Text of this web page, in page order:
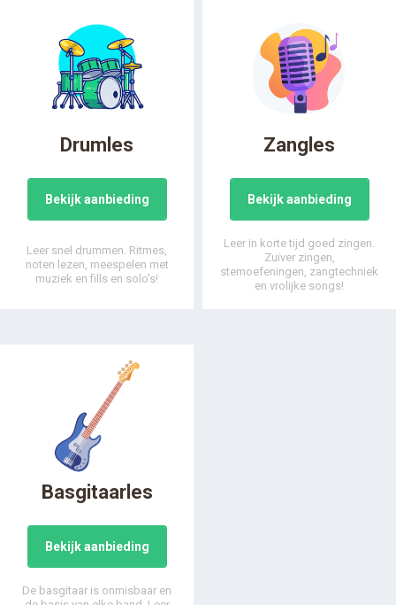
Drumles
Bekijk aanbieding
Leer snel drummen. Ritmes,
noten lezen, meespelen met
muziek en fills en solo's!
Zangles
Bekijk aanbieding
Leer in korte tijd goed zingen.
Zuiver zingen,
stemoefeningen, zangtechniek
en vrolijke songs!
Basgitaarles
Bekijk aanbieding
De basgitaar is onmisbaar en